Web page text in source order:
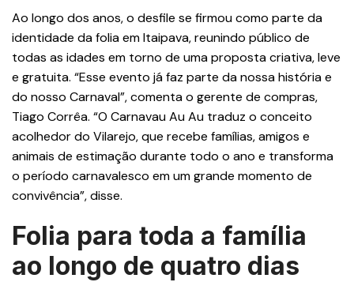
Ao longo dos anos, o desfile se firmou como parte da
identidade da folia em Itaipava, reunindo público de
todas as idades em torno de uma proposta criativa, leve
e gratuita. “Esse evento já faz parte da nossa história e
do nosso Carnaval”, comenta o gerente de compras,
Tiago Corrêa. “O Carnavau Au Au traduz o conceito
acolhedor do Vilarejo, que recebe famílias, amigos e
animais de estimação durante todo o ano e transforma
o período carnavalesco em um grande momento de
convivência”, disse.
Folia para toda a família
ao longo de quatro dias